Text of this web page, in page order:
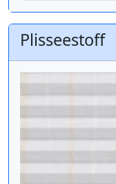
Plisseestoff